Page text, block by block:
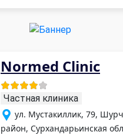
Normed Clinic
Частная клиника
ул. Мустакиллик, 79,
район, Сурхандарьинская